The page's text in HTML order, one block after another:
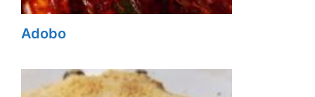
Adobo